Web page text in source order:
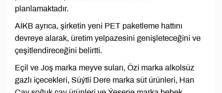
planlamaktadır.
AİKB ayrıca, şirketin yeni PET paketleme hattını
devreye alarak, üretim yelpazesini genişleteceğini ve
çeşitlendireceğini belirtti.
Eçil ve Joş marka meyve suları, Özi marka alkolsüz
gazlı içecekleri, Süýtli Dere marka süt ürünleri, Han